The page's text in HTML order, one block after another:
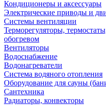
Кондиционеры и аксессуары
Электрические приводы и
Системы вентиляции
Терморегуляторы,
обогревом
Вентиляторы
Водоснабжение
Водонагреватели
Система водяного отопления
Оборудование для сауны
Сантехника
Радиаторы, конвекторы